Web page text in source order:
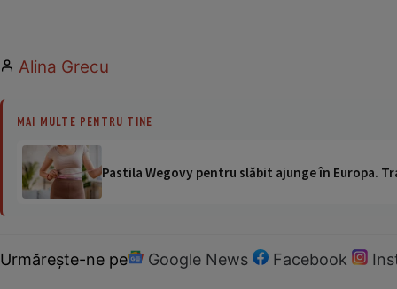
Alina Grecu
MAI MULTE PENTRU TINE
Pastila Wegovy pentru slăbit ajunge în Europa.
Urmărește-ne pe Google News Facebook